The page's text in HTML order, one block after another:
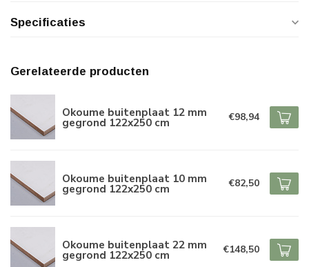
Specificaties
Gerelateerde producten
Okoume buitenplaat 12 mm
gegrond 122x250 cm €98,94
Okoume buitenplaat 10 mm
gegrond 122x250 cm €82,50
Okoume buitenplaat 22 mm
gegrond 122x250 cm €148,50